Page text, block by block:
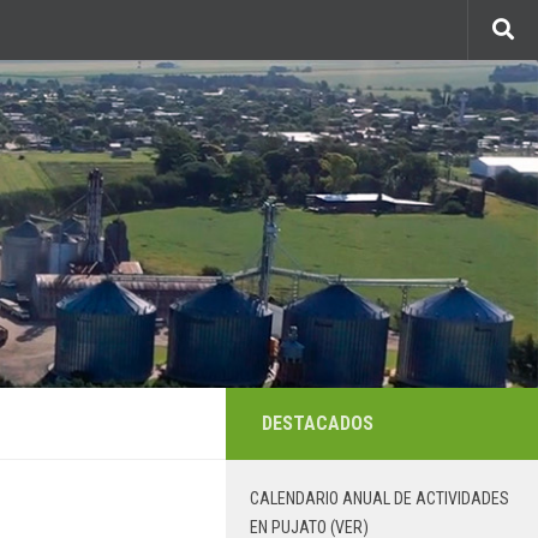
DESTACADOS
CALENDARIO ANUAL DE ACTIVIDADES
EN PUJATO (VER)